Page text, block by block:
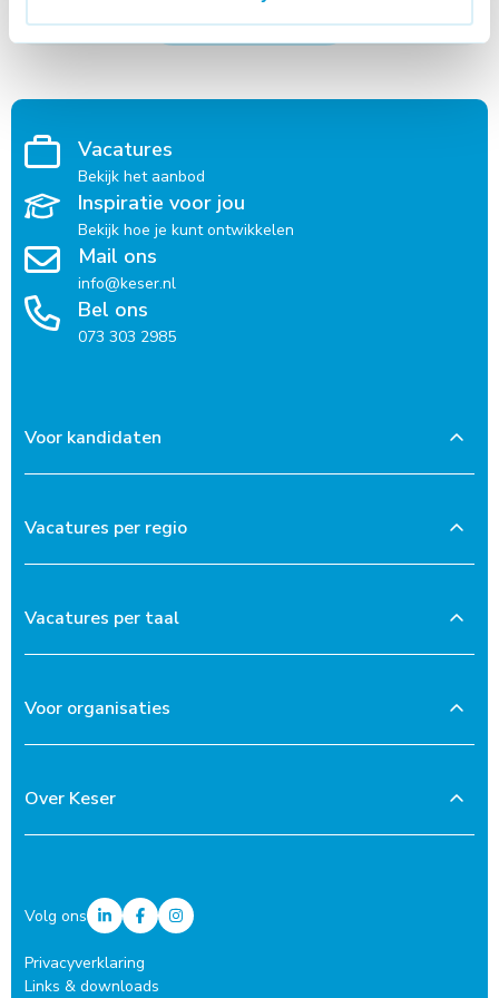
Vacatures
Bekijk het aanbod
Inspiratie voor jou
Bekijk hoe je kunt ontwikkelen
Mail ons
info@keser.nl
Bel ons
073 303 2985
Voor kandidaten
Vacatures per regio
Vacatures per taal
Voor organisaties
Over Keser
Privacyverklaring
Links & downloads
Volg ons